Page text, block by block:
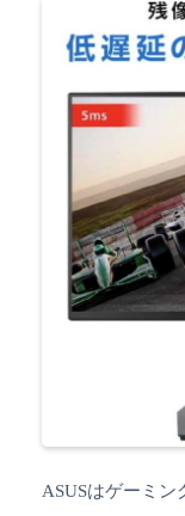
ASUSはゲーミン